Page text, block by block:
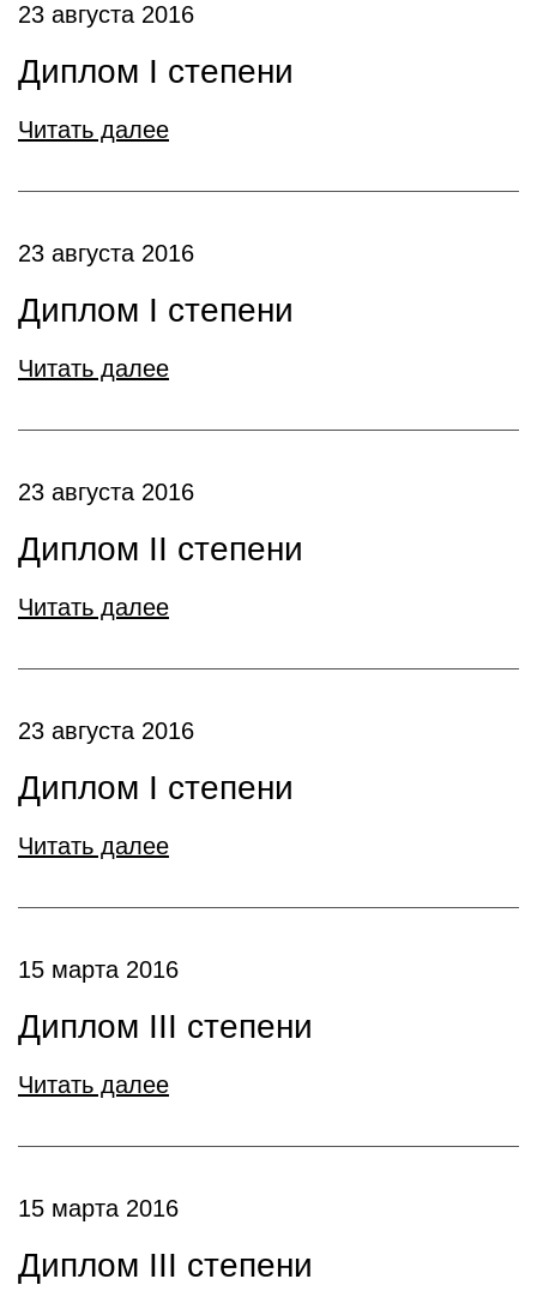
23 августа 2016
Диплом I степени
Читать далее
23 августа 2016
Диплом I степени
Читать далее
23 августа 2016
Диплом II степени
Читать далее
23 августа 2016
Диплом I степени
Читать далее
15 марта 2016
Диплом III степени
Читать далее
15 марта 2016
Диплом III степени